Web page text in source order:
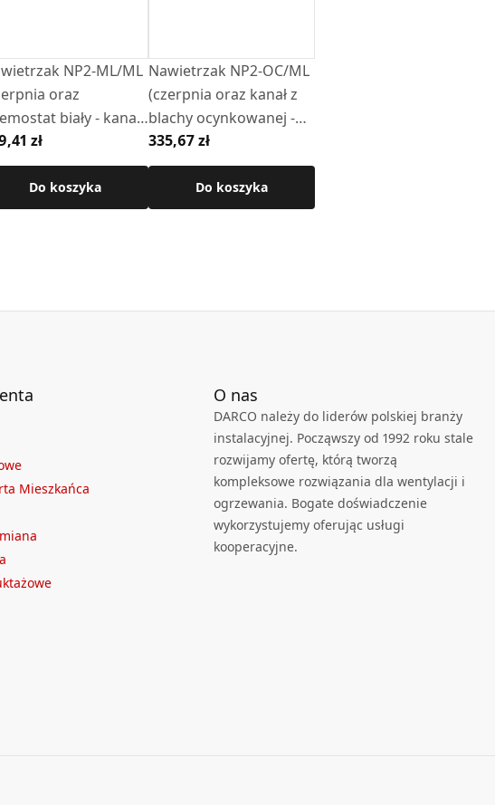
NP2-ML/ML
oraz
biały - kanał
ocynk)
zł
Do koszyka
Nawietrzak NP2-OC/ML
(czerpnia oraz kanał z
blachy ocynkowanej -
anemostat biały)
335,67 zł
Do koszyka
Mieszkańca
O nas
DARCO należy do liderów polskiej branży
instalacyjnej. Począwszy od 1992 roku stale
rozwijamy ofertę, którą tworzą
kompleksowe rozwiązania dla wentylacji i
ogrzewania. Bogate doświadczenie
wykorzystujemy oferując usługi
kooperacyjne.